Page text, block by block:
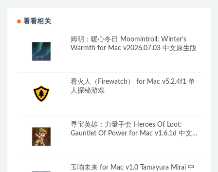
看看相关
姆明：暖心冬日 Moomintroll: Winter’s
Warmth for Mac v2026.07.03 中文原生版
看火人（Firewatch） for Mac v5.2.4f1 单
人探秘游戏
寻宝英雄：力量手套 Heroes Of Loot:
Gauntlet Of Power for Mac v1.6.1d 中文原
玉响未来 for Mac v1.0 Tamayura Mirai 中